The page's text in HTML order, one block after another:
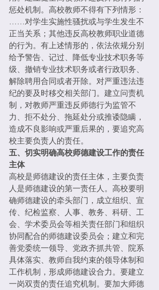
惩处机制。高校教师不得有下列情形：
……对学生实施性骚扰或与学生发生不
正当关系；其他违反高校教师职业道德
的行为。有上述情形的，依法依规分别
给予警告、记过、降低专业技术职务等
级、撤销专业技术职务或者行政职务、
解除聘用合同或者开除。对严重违法违
纪的要及时移交相关部门。建立问责机
制，对教师严重违反师德行为监管不
力、拒不处分、拖延处分或推诿隐瞒，
造成不良影响或严重后果的，要追究高
校主要负责人的责任。
五、切实明确高校师德建设工作的责任
主体
高校是师德建设的责任主体，主要负责
人是师德建设的第一责任人。高校要明
确师德建设的牵头部门，成立组织、宣
传、纪检监察、人事、教务、科研、工
会、学术委员会等相关责任部门和组织
协同配合的师德建设委员会；建立和完
善党委统一领导、党政齐抓共管、院系
具体落实、教师自我约束的领导体制和
工作机制，形成师德建设合力。要建立
一岗双责的责任追究机制。要加大师德